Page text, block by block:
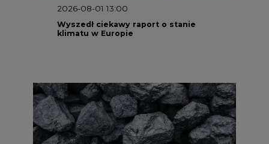
2026-08-01 13:00
Wyszedł ciekawy raport o stanie
klimatu w Europie